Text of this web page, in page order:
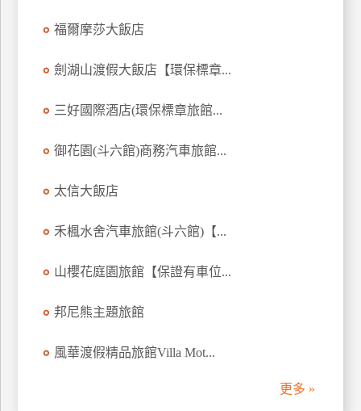
福爾摩莎大飯店
劍湖山渡假大飯店【環保標章...
三好國際酒店(環保標章旅館...
御花園(斗六館)商務汽車旅館...
太信大飯店
禾楓水舍汽車旅館(斗六館)【...
山櫻花庭園旅館【保證有車位...
邦尼熊主題旅館
風華渡假精品旅館Villa Mot...
更多 »